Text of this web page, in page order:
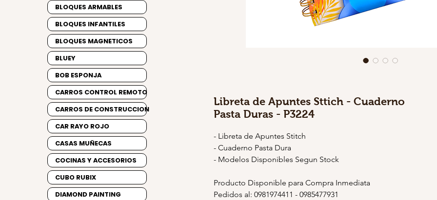
Libreta de Apuntes Sttich - Cuaderno
Pasta Duras - P3224
- Libreta de Apuntes Stitch
- Cuaderno Pasta Dura
- Modelos Disponibles Segun Stock
Producto Disponible para Compra Inmediata
Pedidos al: 0981974411 - 0985477931
BLOQUES ARMABLES
BLOQUES INFANTILES
BLOQUES MAGNETICOS
BLUEY
BOB ESPONJA
CARROS CONTROL REMOTO
CARROS DE CONSTRUCCION
CAR RAYO ROJO
CASAS MUÑECAS
COCINAS Y ACCESORIOS
CUBO RUBIX
DIAMOND PAINTING